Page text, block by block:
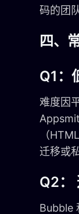
码的团
四、
Q1：
难度因
（
迁移或
Q2：
Bubble